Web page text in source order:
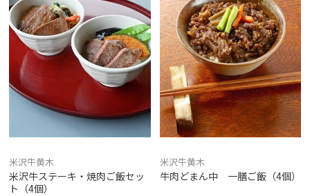
米沢牛黄木
米沢牛ステーキ・焼肉ご飯セッ
ト（4個）
米沢牛黄木
牛肉どまん中 一膳ご飯（4個）